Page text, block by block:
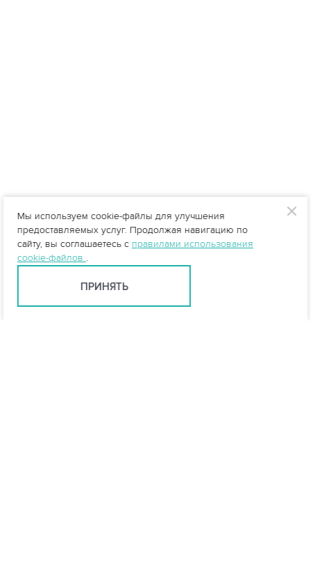
Мы используем cookie-файлы для улучшения
предоставляемых услуг. Продолжая навигацию по
сайту, вы соглашаетесь с правилами использования
cookie-файлов .
ПРИНЯТЬ